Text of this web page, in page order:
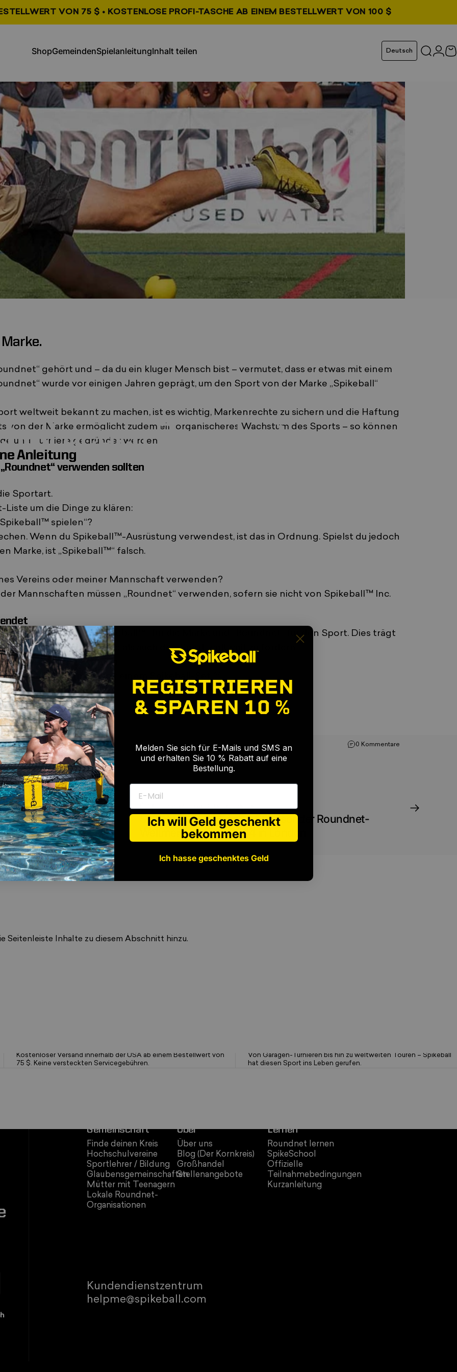
VON 75 $ • KOSTENLOSE PROFI-TASCHE AB EINEM BESTELLWERT VON 100 $
ShopGemeindenSpielanleitungInhalt teilen Deutsch
Suchen
gegen Roundnet
gehört und – da du ein kluger Mensch bist – vermutet, dass er etwas mit einem
wurde vor einigen Jahren geprägt, um den Sport von der Marke „Spikeball“
weltweit bekannt zu machen, ist es wichtig, Markenrechte zu sichern und die Haftung
von der Marke ermöglicht zudem ein organischeres Wachstum des Sports – so können
und Turniere gegründet werden.
Anleitung
verwenden sollten
Sportart.
Liste
Fenster geöffnet wird,
um die Dinge zu klären:
spielen“?
Wenn du Spikeball™-Ausrüstung verwendest, ist das in Ordnung. Spielst du jedoch
Marke, ist „Spikeball™“ falsch.
Vereins oder meiner Mannschaft verwenden?
Mannschaften müssen „Roundnet“ verwenden, sofern sie nicht von Spikeball™ Inc.
ihr und verwenden „Spikeball™“ für die Marke und „Roundnet“ für den Sport. Dies trägt
und sowohl die Marke als auch den Sport weltweit zu fördern.
und langweilig geworden.
bisschen Roundnet …
in einem neuen Fenster geöffnet
0 Kommentare
Ideen, um
zu halten
Spikeball wird offizieller Sponsor der Roundnet-
Weltmeisterschaft 2024 in London
Seitenleiste Inhalte zu diesem Abschnitt hinzu.
Kostenloser Versand innerhalb der USA ab einem Bestellwert von
75 $. Keine versteckten Servicegebühren.
Von Garagen-Turnieren bis hin zu weltweiten Touren – Spikeball
hat diesen Sport ins Leben gerufen.
Gemeinschaft
Finde deinen Kreis
Hochschulvereine
Sportlehrer / Bildung
Glaubensgemeinschaften
Mütter mit Teenagern
Lokale Roundnet-
Organisationen
Über
Über uns
Blog (Der Kornkreis)
Großhandel
Stellenangebote
Lernen
Roundnet lernen
SpikeSchool
Offizielle
Teilnahmebedingungen
Kurzanleitung
Kundendienstzentrum
helpme@spikeball.com
REGISTRIEREN
& SPAREN 10 %
Melden Sie sich für E-Mails und SMS an
und erhalten Sie 10 % Rabatt auf eine
Bestellung.
E-Mail
Ich will Geld geschenkt
bekommen
Ich hasse geschenktes Geld